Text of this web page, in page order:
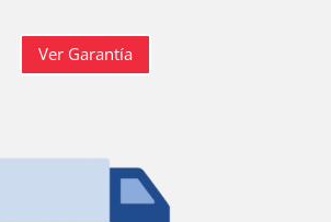
Ver Garantía